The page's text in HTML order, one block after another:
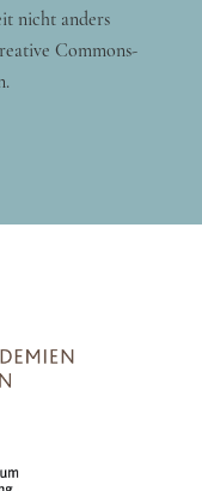
nicht anders
Commons-